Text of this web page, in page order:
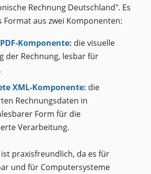
Rechnung Deutschland". Es
Format aus zwei Komponenten:
Komponente: die visuelle
der Rechnung, lesbar für
XML-Komponente: die
Rechnungsdaten in
Form für die
Verarbeitung.
praxisfreundlich, da es für
und für Computersysteme